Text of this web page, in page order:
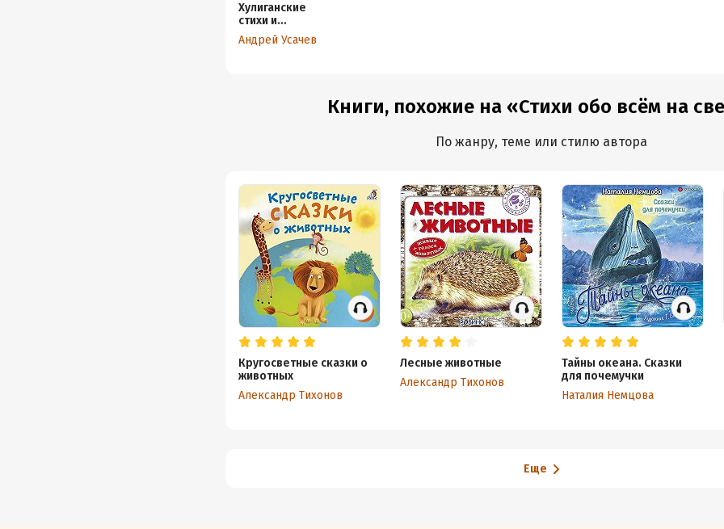
Хулиганские
стихи и
неправильные
сказки
Андрей Усачев
Книги, похожие на «Стихи обо всём на
По жанру, теме или стилю автора
Кругосветные сказки о
животных
Александр Тихонов
Лесные животные
Александр Тихонов
Тайны океана. Сказки
для почемучки
Наталия Немцова
Еще